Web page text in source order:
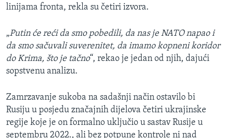
linijama fronta, rekla su četiri izvora.
„Putin će reći da smo pobedili, da nas je NATO napao i
da smo sačuvali suverenitet, da imamo kopneni koridor
do Krima, što je tačno“, rekao je jedan od njih, dajući
sopstvenu analizu.
Zamrzavanje sukoba na sadašnji način ostavilo bi
Rusiju u posjedu značajnih dijelova četiri ukrajinske
regije koje je on formalno uključio u sastav Rusije u
septembru 2022., ali bez potpune kontrole ni nad